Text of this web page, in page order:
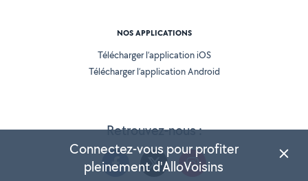
Retrouvez-nous :
NOS APPLICATIONS
Télécharger l’application iOS
Télécharger l’application Android
Connectez-vous pour profiter
pleinement d'AlloVoisins